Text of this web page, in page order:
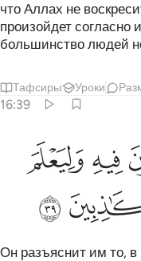
что Аллах не
произойдет
большинство людей
Тафсиры Уроки
16:39
انهم كانوا كاذبين ٣٩
أَنَّهُمْ كَانُوا۟ كَـٰذِبِينَﲫﲬ
ﲲ
Он разъяснит им то,